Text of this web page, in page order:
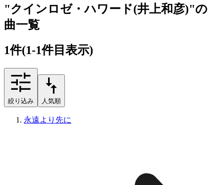
"クインロゼ・ハワード(井上和彦)"の
曲一覧
1件(1-1件目表示)
絞り込み 人気順
永遠より先に